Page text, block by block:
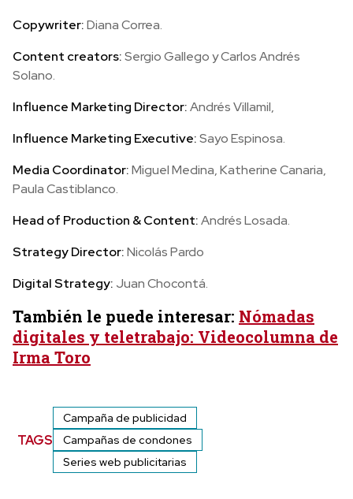
Copywriter:Diana Correa.
Content creators:Sergio Gallego y Carlos Andrés
Solano.
Influence Marketing Director:Andrés Villamil,
Influence Marketing Executive:Sayo Espinosa.
Media Coordinator:Miguel Medina, Katherine Canaria,
Paula Castiblanco.
Head of Production & Content:Andrés Losada.
Strategy Director:Nicolás Pardo
Digital Strategy: Juan Chocontá.
También le puede interesar: Nómadas
digitales y teletrabajo: Videocolumna de
Irma Toro
TAGS
Campaña de publicidad
Campañas de condones
Series web publicitarias